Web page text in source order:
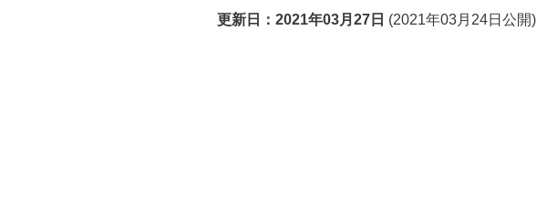
更新日： 2021年03月27日 (2021年03月24日 公開)